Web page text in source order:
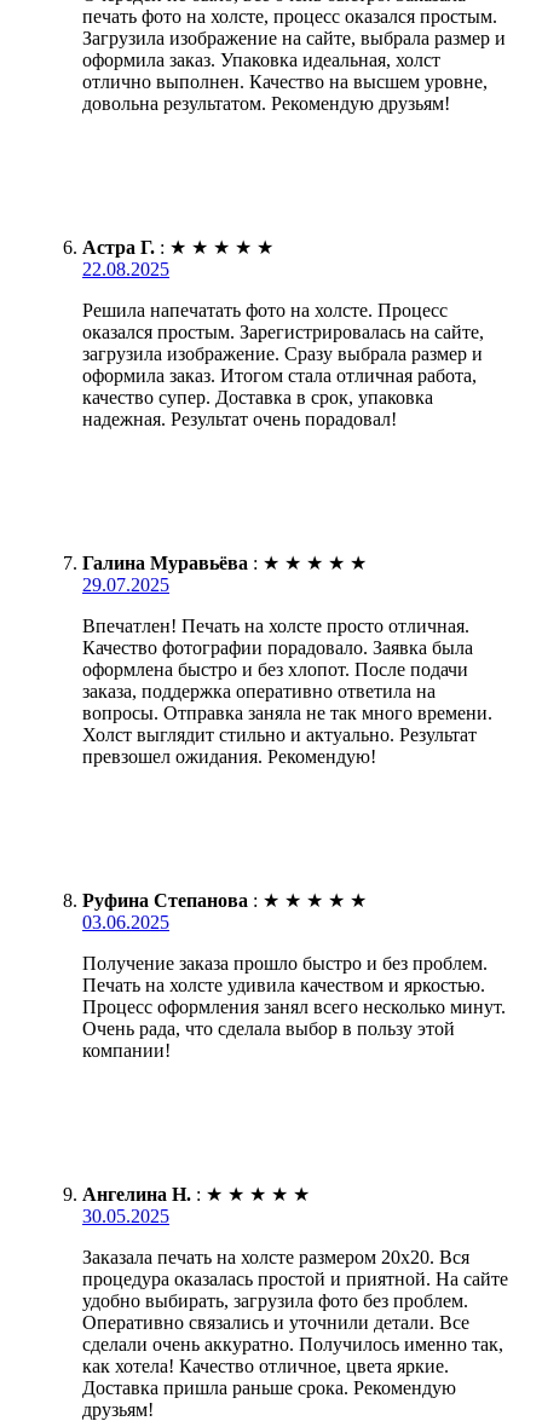
печать фото на холсте, процесс оказался простым.
Загрузила изображение на сайте, выбрала размер и
оформила заказ. Упаковка идеальная, холст
отлично выполнен. Качество на высшем уровне,
довольна результатом. Рекомендую друзьям!
Астра Г. : ★ ★ ★ ★ ★
22.08.2025
Решила напечатать фото на холсте. Процесс
оказался простым. Зарегистрировалась на сайте,
загрузила изображение. Сразу выбрала размер и
оформила заказ. Итогом стала отличная работа,
качество супер. Доставка в срок, упаковка
надежная. Результат очень порадовал!
Галина Муравьёва : ★ ★ ★ ★ ★
29.07.2025
Впечатлен! Печать на холсте просто отличная.
Качество фотографии порадовало. Заявка была
оформлена быстро и без хлопот. После подачи
заказа, поддержка оперативно ответила на
вопросы. Отправка заняла не так много времени.
Холст выглядит стильно и актуально. Результат
превзошел ожидания. Рекомендую!
Руфина Степанова : ★ ★ ★ ★ ★
03.06.2025
Получение заказа прошло быстро и без проблем.
Печать на холсте удивила качеством и яркостью.
Процесс оформления занял всего несколько минут.
Очень рада, что сделала выбор в пользу этой
компании!
Ангелина Н. : ★ ★ ★ ★ ★
30.05.2025
Заказала печать на холсте размером 20х20. Вся
процедура оказалась простой и приятной. На сайте
удобно выбирать, загрузила фото без проблем.
Оперативно связались и уточнили детали. Все
сделали очень аккуратно. Получилось именно так,
как хотела! Качество отличное, цвета яркие.
Доставка пришла раньше срока. Рекомендую
друзьям!